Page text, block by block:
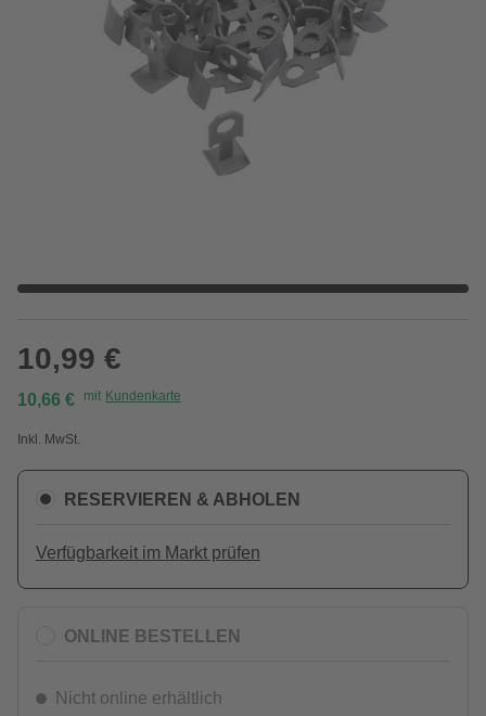
10,99 €
10,66 € mit Kundenkarte
Inkl. MwSt.
RESERVIEREN & ABHOLEN
Verfügbarkeit im Markt prüfen
ONLINE BESTELLEN
Nicht online erhältlich